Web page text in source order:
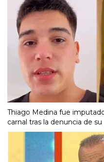
Thiago Medina fue
carnal tras la denuncia de